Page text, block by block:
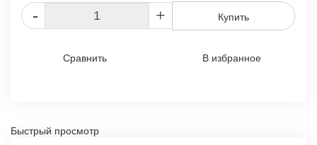
- + Купить
Сравнить В избранное
Быстрый просмотр